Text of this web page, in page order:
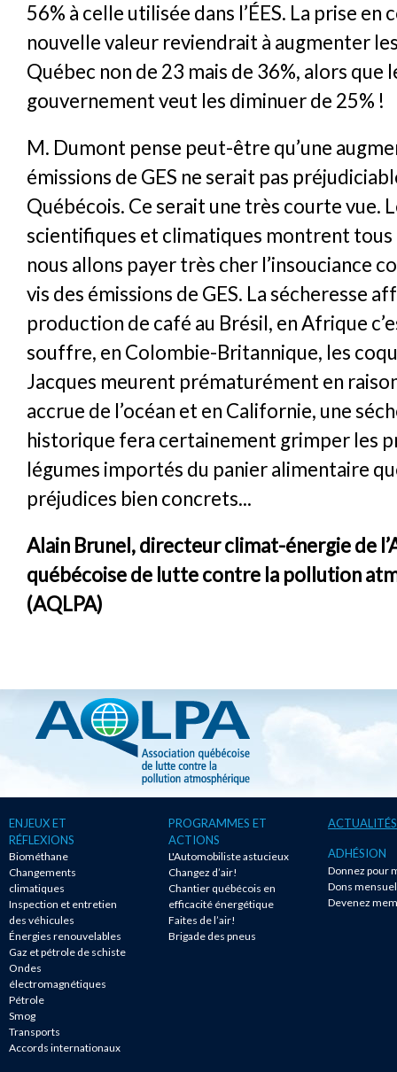
56% à celle utilisée dans l’ÉES. La prise
nouvelle valeur reviendrait à augmenter
Québec non de 23 mais de 36%, alors que
gouvernement veut les diminuer de 25% !
M. Dumont pense peut-être qu’une
émissions de GES ne serait pas
Québécois. Ce serait une très courte vue.
scientifiques et climatiques montrent tous
nous allons payer très cher l’insouciance
vis des émissions de GES. La sécheresse
production de café au Brésil, en Afrique
souffre, en Colombie-Britannique, les
Jacques meurent prématurément en
accrue de l’océan et en Californie, une
historique fera certainement grimper les
légumes importés du panier alimentaire
préjudices bien concrets...
Alain Brunel, directeur climat-énergie de
québécoise de lutte contre la pollution
(AQLPA)
ENJEUX ET
RÉFLEXIONS
Biométhane
Changements
climatiques
Inspection et entretien
des véhicules
Énergies renouvelables
Gaz et pétrole de schiste
Ondes
électromagnétiques
Pétrole
Smog
Transports
Accords internationaux
PROGRAMMES ET
ACTIONS
L'Automobiliste astucieux
Changez d’air!
Chantier québécois en
efficacité énergétique
Faites de l’air!
Brigade des pneus
ACTUALITÉS
ADHÉSION
Donnez pour
Dons
Devenez